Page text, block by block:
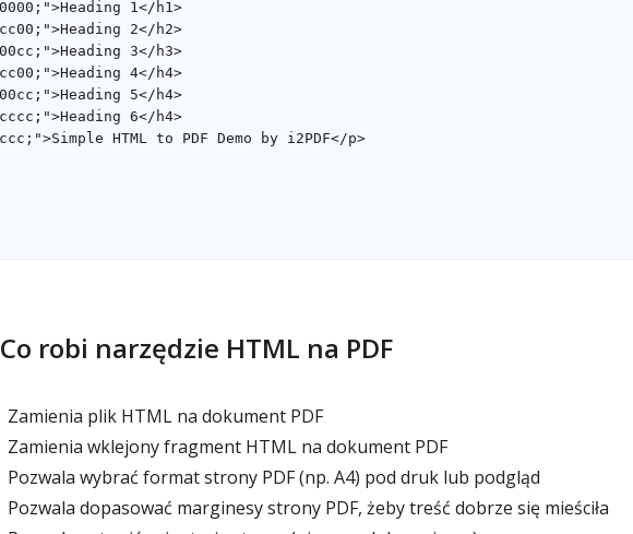
Co robi narzędzie HTML na PDF
Zamienia plik HTML na dokument PDF
Zamienia wklejony fragment HTML na dokument PDF
Pozwala wybrać format strony PDF (np. A4) pod druk lub podgląd
Pozwala dopasować marginesy strony PDF, żeby treść dobrze się mieściła